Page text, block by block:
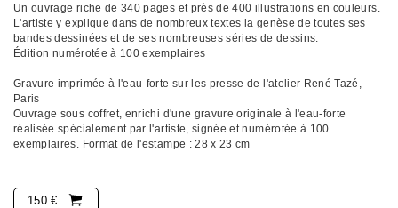
Un ouvrage riche de 340 pages et près de 400 illustrations en couleurs.
L'artiste y explique dans de nombreux textes la genèse de toutes ses
bandes dessinées et de ses nombreuses séries de dessins.
Édition numérotée à 100 exemplaires
Gravure imprimée à l'eau-forte sur les presse de l'atelier René Tazé,
Paris
Ouvrage sous coffret, enrichi d'une gravure originale à l'eau-forte
réalisée spécialement par l'artiste, signée et numérotée à 100
exemplaires. Format de l'estampe : 28 x 23 cm
150 €